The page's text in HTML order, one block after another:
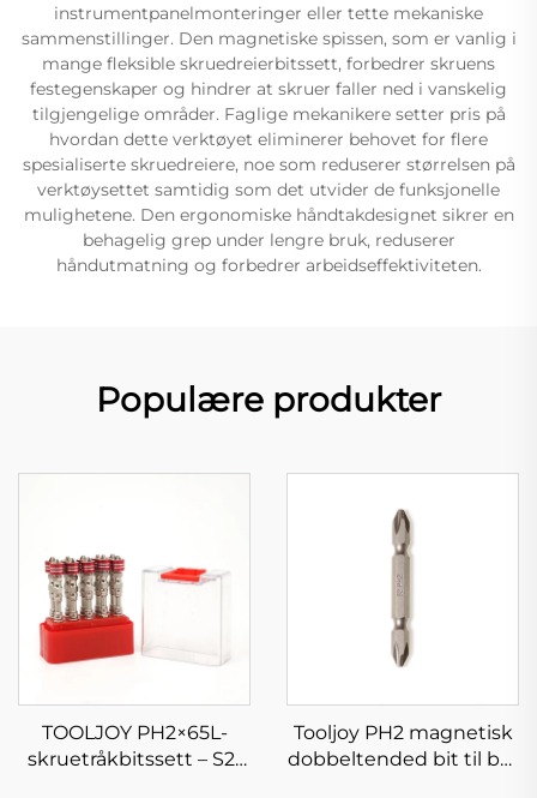
instrumentpanelmonteringer eller tette mekaniske
sammenstillinger. Den magnetiske spissen, som er vanlig i
mange fleksible skruedreierbitssett, forbedrer skruens
festegenskaper og hindrer at skruer faller ned i vanskelig
tilgjengelige områder. Faglige mekanikere setter pris på
hvordan dette verktøyet eliminerer behovet for flere
spesialiserte skruedreiere, noe som reduserer størrelsen på
verktøysettet samtidig som det utvider de funksjonelle
mulighetene. Den ergonomiske håndtakdesignet sikrer en
behagelig grep under lengre bruk, reduserer
håndutmatning og forbedrer arbeidseffektiviteten.
Populære produkter
TOOLJOY PH2×65L-
skruetråkbitssett – S2-
Tooljoy PH2 magnetisk
dobbeltended bit til bor